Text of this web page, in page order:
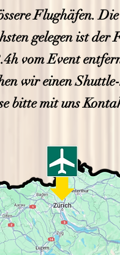
Flughäfen.
gelegen ist
vom Event
wir einen
bitte mit uns